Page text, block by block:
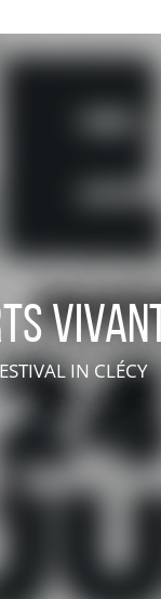
NORMANDE
/Agenda -
IN CLÉCY